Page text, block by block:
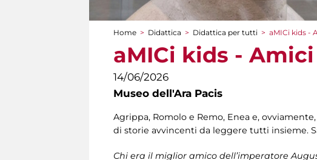
Tu sei qui
Home > Didattica > Didattica per tutti > aMICi kids -
aMICi kids -
14/06/2026
Museo dell'Ara Pacis
Agrippa, Romolo e Remo, Enea e,
di storie avvincenti da leggere tutti insieme.
Chi era il miglior amico dell’imperatore